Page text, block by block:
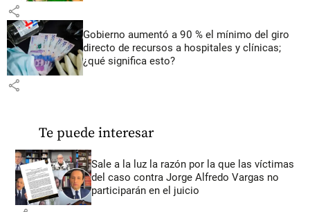
share
Gobierno aumentó a 90 % el mínimo del giro
directo de recursos a hospitales y clínicas;
¿qué significa esto?
share
Te puede interesar
Sale a la luz la razón por la que las víctimas
del caso contra Jorge Alfredo Vargas no
participarán en el juicio